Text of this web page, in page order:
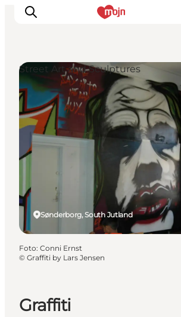
Activiteiten
Bestemmingen
Events
Accommodaties
Plan je reis
Booking
Graffiti
Sønderborg, South Jutland
Street Art and Sculptures
Foto: Conni Ernst
© Graffiti by Lars Jensen